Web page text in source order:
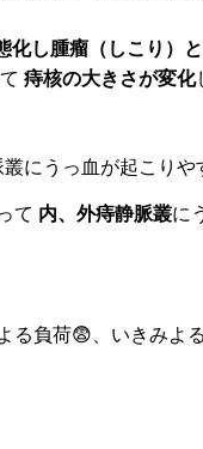
化し腫瘤（しこり）
痔核の大きさが変化
にうっ血が起こりや
て 内、外痔静脈叢に
負荷😨、いきみよ